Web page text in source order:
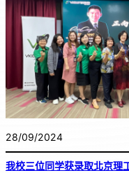
28/09/2024
我校三位同学获录取北京理